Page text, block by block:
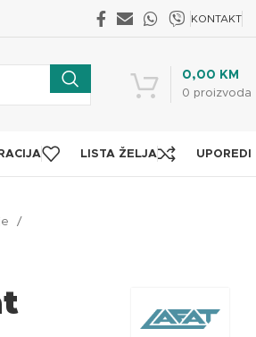
KONTAKT
0 proizvoda
0,00 KM
LISTA ŽELJA UPOREDI